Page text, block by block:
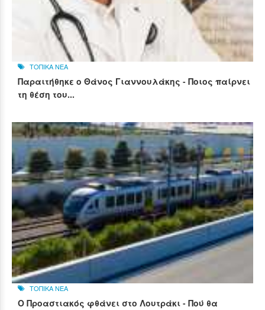
ΤΟΠΙΚΑ ΝΕΑ
Παραιτήθηκε ο Θάνος Γιαννουλάκης - Ποιος παίρνει
τη θέση του...
ΤΟΠΙΚΑ ΝΕΑ
Ο Προαστιακός φθάνει στο Λουτράκι - Πού θα